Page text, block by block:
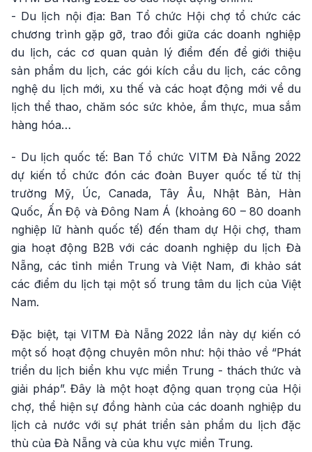
- Du lịch nội địa: Ban Tổ chức Hội chợ tổ chức các
chương trình gặp gỡ, trao đổi giữa các doanh nghiệp
du lịch, các cơ quan quản lý điểm đến để giới thiệu
sản phẩm du lịch, các gói kích cầu du lịch, các công
nghệ du lịch mới, xu thế và các hoạt động mới về du
lịch thể thao, chăm sóc sức khỏe, ẩm thực, mua sắm
hàng hóa…
- Du lịch quốc tế: Ban Tổ chức VITM Đà Nẵng 2022
dự kiến tổ chức đón các đoàn Buyer quốc tế từ thị
trường Mỹ, Úc, Canada, Tây Âu, Nhật Bản, Hàn
Quốc, Ấn Độ và Đông Nam Á (khoảng 60 – 80 doanh
nghiệp lữ hành quốc tế) đến tham dự Hội chợ, tham
gia hoạt động B2B với các doanh nghiệp du lịch Đà
Nẵng, các tỉnh miền Trung và Việt Nam, đi khảo sát
các điểm du lịch tại một số trung tâm du lịch của Việt
Nam.
Đặc biệt, tại VITM Đà Nẵng 2022 lần này dự kiến có
một số hoạt động chuyên môn như: hội thảo về “Phát
triển du lịch biển khu vực miền Trung - thách thức và
giải pháp”. Đây là một hoạt động quan trọng của Hội
chợ, thể hiện sự đồng hành của các doanh nghiệp du
lịch cả nước với sự phát triển sản phẩm du lịch đặc
thù của Đà Nẵng và của khu vực miền Trung.